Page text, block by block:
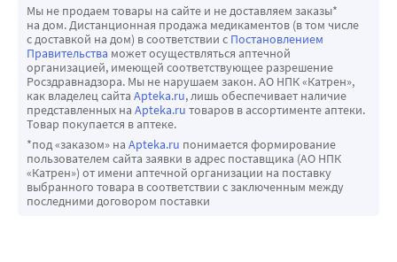
Мы не продаем товары на сайте и не доставляем заказы*
на дом. Дистанционная продажа медикаментов (в том числе
с доставкой на дом) в соответствии с Постановлением
Правительства может осуществляться аптечной
организацией, имеющей соответствующее разрешение
Росздравнадзора. Мы не нарушаем закон. АО НПК «Катрен»,
как владелец сайта Apteka.ru, лишь обеспечивает наличие
представленных на Apteka.ru товаров в ассортименте аптеки.
Товар покупается в аптеке.
*под «заказом» на Apteka.ru понимается формирование
пользователем сайта заявки в адрес поставщика (АО НПК
«Катрен») от имени аптечной организации на поставку
выбранного товара в соответствии с заключенным между
последними договором поставки